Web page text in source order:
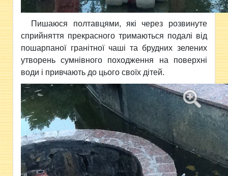
Пишаюся полтавцями, які через розвинуте
сприйняття прекрасного тримаються подалі від
пошарпаної гранітної чаші та брудних зелених
утворень сумнівного походження на поверхні
води і привчають до цього своїх дітей.